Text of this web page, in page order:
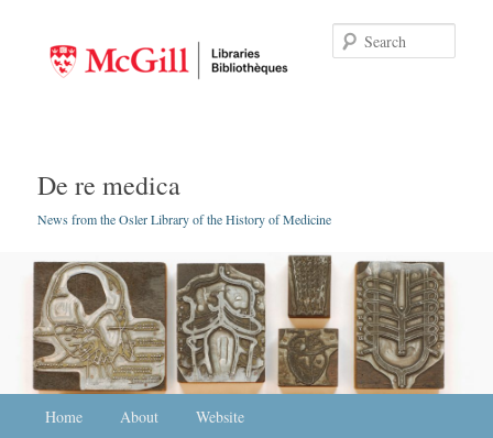
De re medica
News from the Osler Library of the History of Medicine
Skip to primary content
Skip to secondary content
Home About Website